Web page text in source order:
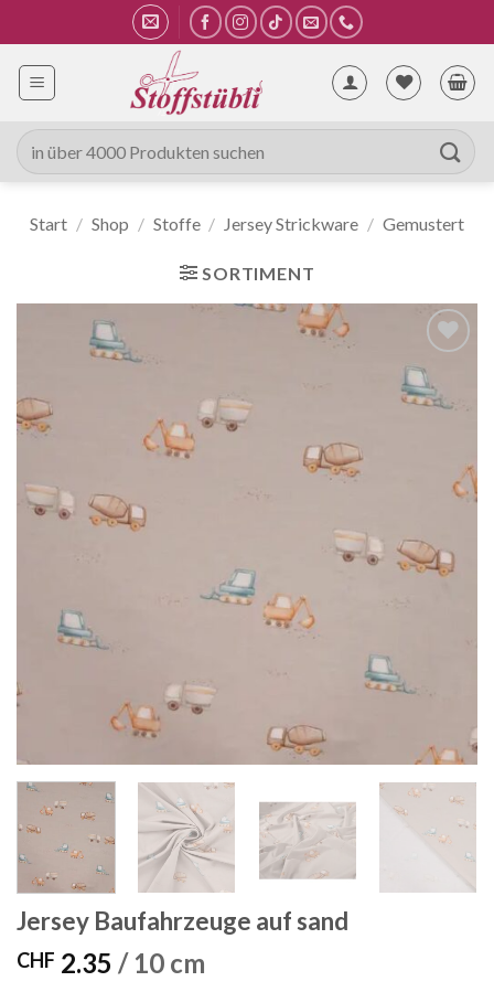
Inhalt
springen
Suche
nach:
Start / Shop / Stoffe / Jersey Strickware / Gemustert
SORTIMENT
Auf die
Wunschliste
Jersey Baufahrzeuge auf sand
CHF 2.35 / 10 cm